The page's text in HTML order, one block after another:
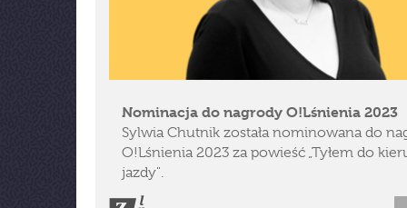
Nominacja do nagrody O!Lśnienia 2023
Sylwia Chutnik została nominowana do
O!Lśnienia 2023 za powieść „Tyłem do
jazdy".